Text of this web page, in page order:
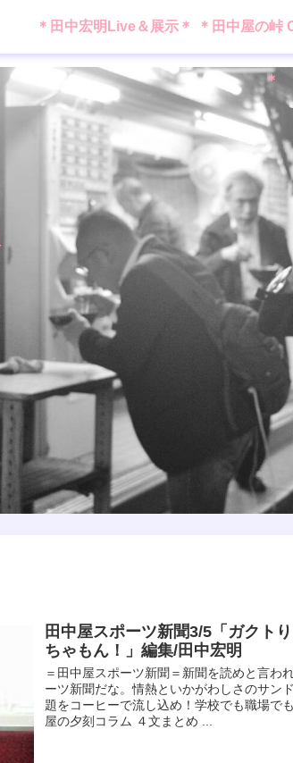
＊田中宏明Live＆展示＊ ＊田中屋の峠
＊
田中屋スポーツ新聞3/5「ガクト
ちゃもん！」編集/田中宏明
＝田中屋スポーツ新聞＝新聞を読めと言わ
ーツ新聞だな。情熱といかがわしさのサン
題をコーヒーで流し込め！学校でも職場で
屋の夕刻コラム ４文まとめ ...